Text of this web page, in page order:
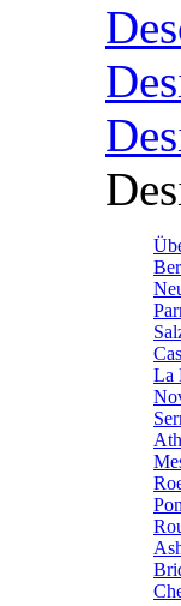
La